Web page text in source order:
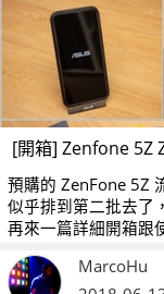
預購的 ZenFone 5Z
似乎排到第二批去了
再來一篇詳細開箱跟
MarcoHu